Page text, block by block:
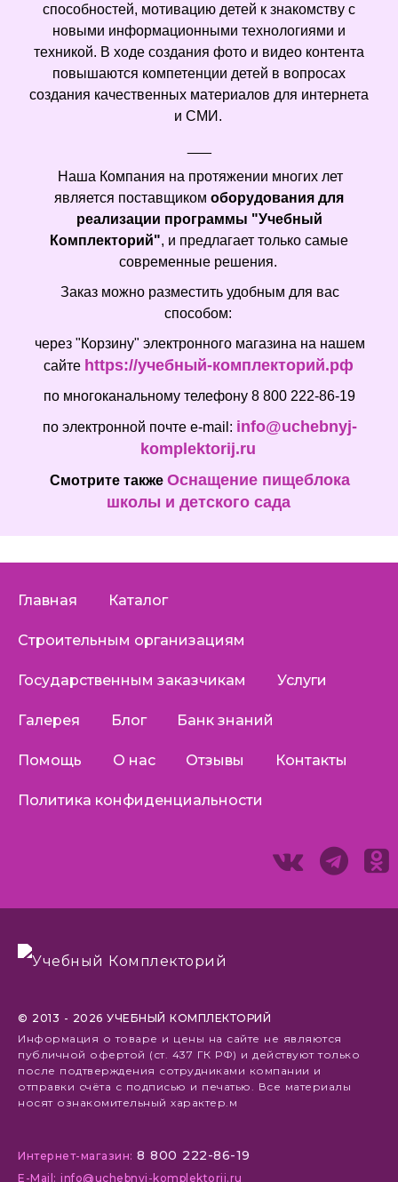
способностей, мотивацию детей к знакомству с
новыми информационными технологиями и
техникой. В ходе создания фото и видео контента
повышаются компетенции детей в вопросах
создания качественных материалов для интернета
и СМИ.
Наша Компания на протяжении многих лет
является поставщиком оборудования для
реализации программы "Учебный
Комплекторий", и предлагает только самые
современные решения.
Заказ можно разместить удобным для вас
способом:
через "Корзину" электронного магазина на нашем
сайте https://учебный-комплекторий.рф
по многоканальному телефону 8 800 222-86-19
по электронной почте e-mail: info@uchebnyj-
komplektorij.ru
Смотрите также Оснащение пищеблока
школы и детского сада
Главная Каталог
Строительным организациям
Государственным заказчикам Услуги
Галерея Блог Банк знаний
Помощь О нас Отзывы Контакты
Политика конфиденциальности
© 2013 - 2026 УЧЕБНЫЙ КОМПЛЕКТОРИЙ
Информация о товаре и цены на сайте не являются
публичной офертой (ст. 437 ГК РФ) и действуют только
после подтверждения сотрудниками компании и
отправки счёта с подписью и печатью. Все материалы
носят ознакомительный характер.м
Интернет-магазин: 8 800 222-86-19
E-Mail: info@uchebnyj-komplektorij.ru